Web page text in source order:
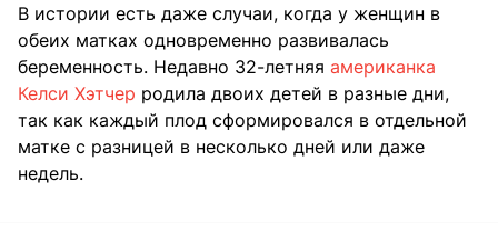
В истории есть даже случаи, когда у женщин в
обеих матках одновременно развивалась
беременность. Недавно 32-летняя американка
Келси Хэтчер родила двоих детей в разные дни,
так как каждый плод сформировался в отдельной
матке с разницей в несколько дней или даже
недель.